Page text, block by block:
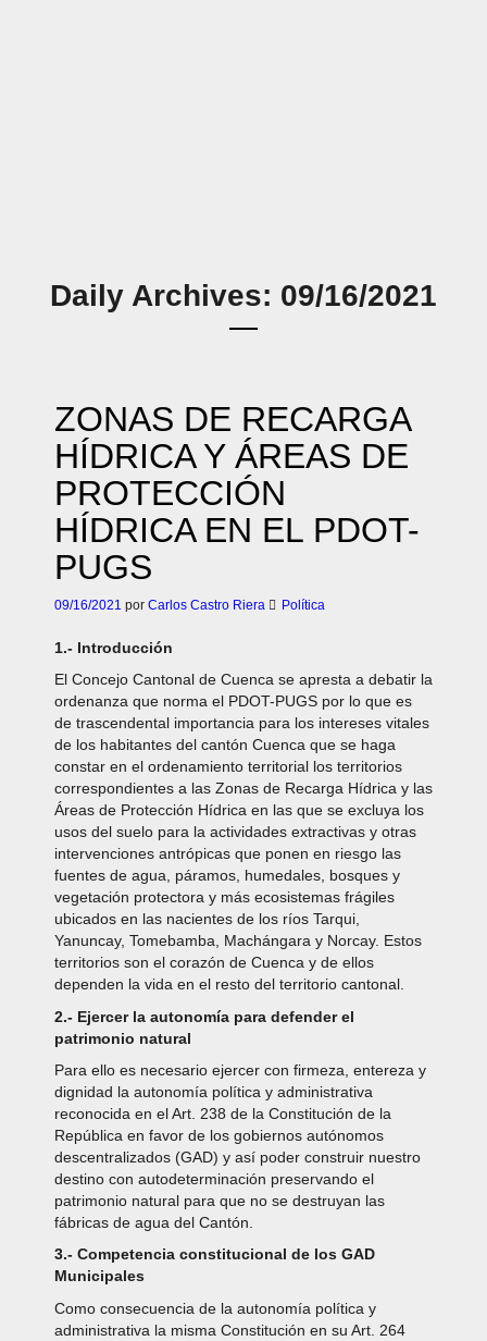
Daily Archives: 09/16/2021
ZONAS DE RECARGA
HÍDRICA Y ÁREAS DE
PROTECCIÓN
HÍDRICA EN EL PDOT-
PUGS
09/16/2021 por Carlos Castro Riera Política
1.- Introducción
El Concejo Cantonal de Cuenca se apresta a debatir la
ordenanza que norma el PDOT-PUGS por lo que es
de trascendental importancia para los intereses vitales
de los habitantes del cantón Cuenca que se haga
constar en el ordenamiento territorial los territorios
correspondientes a las Zonas de Recarga Hídrica y las
Áreas de Protección Hídrica en las que se excluya los
usos del suelo para la actividades extractivas y otras
intervenciones antrópicas que ponen en riesgo las
fuentes de agua, páramos, humedales, bosques y
vegetación protectora y más ecosistemas frágiles
ubicados en las nacientes de los ríos Tarqui,
Yanuncay, Tomebamba, Machángara y Norcay. Estos
territorios son el corazón de Cuenca y de ellos
dependen la vida en el resto del territorio cantonal.
2.- Ejercer la autonomía para defender el
patrimonio natural
Para ello es necesario ejercer con firmeza, entereza y
dignidad la autonomía política y administrativa
reconocida en el Art. 238 de la Constitución de la
República en favor de los gobiernos autónomos
descentralizados (GAD) y así poder construir nuestro
destino con autodeterminación preservando el
patrimonio natural para que no se destruyan las
fábricas de agua del Cantón.
3.- Competencia constitucional de los GAD
Municipales
Como consecuencia de la autonomía política y
administrativa la misma Constitución en su Art. 264